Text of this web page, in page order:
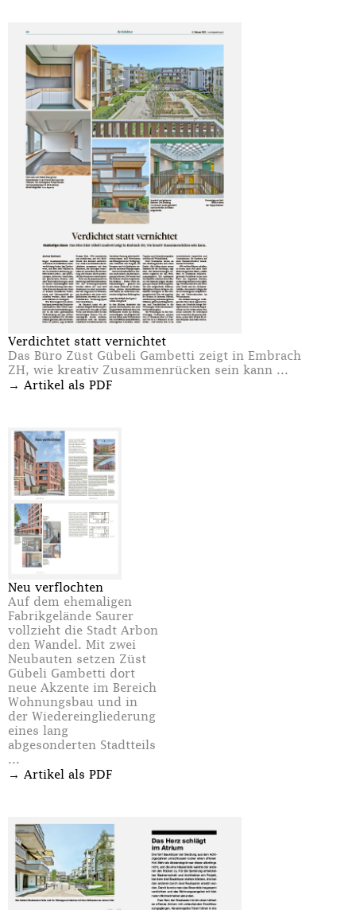
Verdichtet statt vernichtet
Das Büro Züst Gübeli Gambetti zeigt in Embrach
ZH, wie kreativ Zusammenrücken sein kann ...
→ Artikel als PDF
Neu verflochten
Auf dem ehemaligen
Fabrikgelände Saurer
vollzieht die Stadt Arbon
den Wandel. Mit zwei
Neubauten setzen Züst
Gübeli Gambetti dort
neue Akzente im Bereich
Wohnungsbau und in
der Wiedereingliederung
eines lang
abgesonderten Stadtteils
...
→ Artikel als PDF